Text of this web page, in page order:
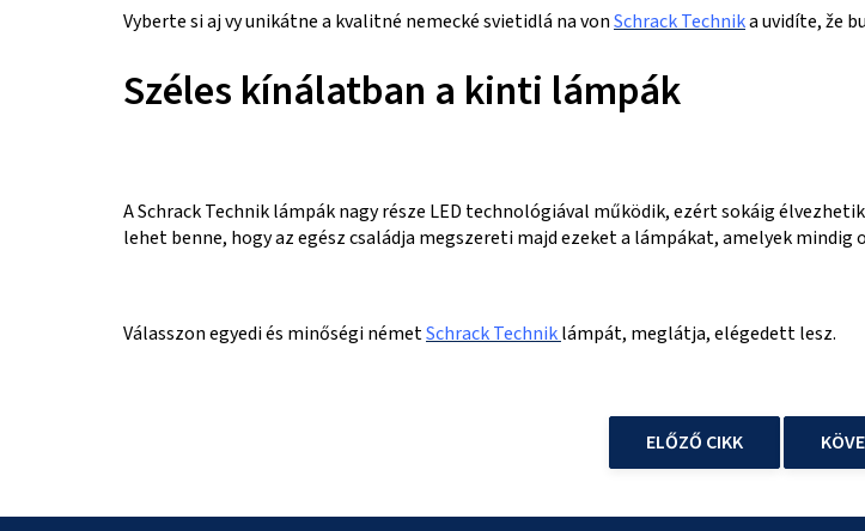
Vyberte si aj vy unikátne a kvalitné nemecké svietidlá na vonSchrack Technika uvidíte, že
Széles kínálatban a kinti lámpák
A Schrack Technik lámpák nagy része LED technológiával működik, ezért sokáig
lehet benne, hogy az egész családja megszereti majd ezeket a lámpákat, amelyek mindig
Válasszon egyedi és minőségi németSchrack Techniklámpát, meglátja, elégedett lesz.
ELŐZŐ CIKK